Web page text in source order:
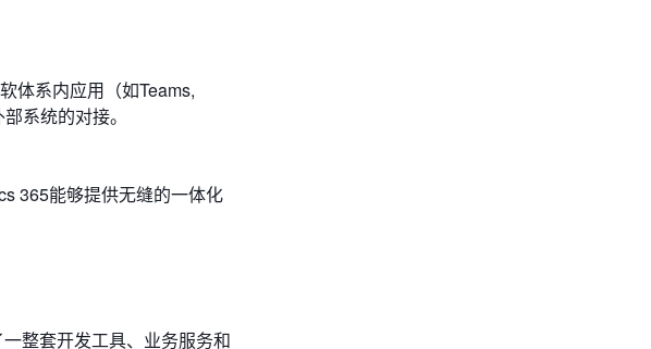
体系内应用（如Teams,
系统的对接。
365能够提供无缝的一体化
整套开发工具、业务服务和